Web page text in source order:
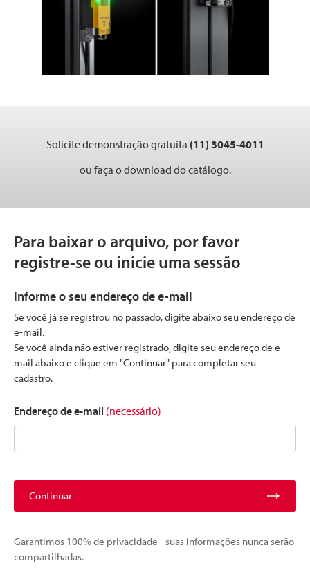
Solicite demonstração gratuita (11) 3045-4011
ou faça o download do catálogo.
Para baixar o arquivo, por favor
registre-se ou inicie uma sessão
Informe o seu endereço de e-mail
Se você já se registrou no passado, digite abaixo seu endereço de
e-mail.
Se você ainda não estiver registrado, digite seu endereço de e-
mail abaixo e clique em "Continuar" para completar seu
cadastro.
Endereço de e-mail (necessário)
Continuar
Garantimos 100% de privacidade - suas informações nunca serão
compartilhadas.